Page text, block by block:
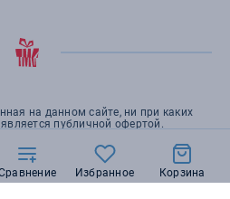
на данном сайте, ни при каких
публичной офертой.
Избранное Корзина